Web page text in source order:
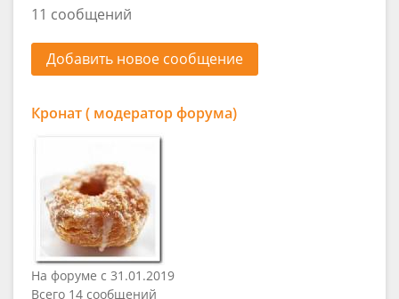
11 сообщений
Добавить новое сообщение
Кронат ( модератор форума)
На форуме с 31.01.2019
Всего 14 сообщений